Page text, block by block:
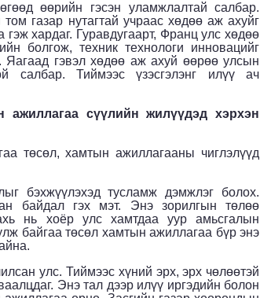
өөрийн гэсэн уламжлалтай салбар.
газар нутагтай учраас хөдөө аж ахуйг
хардаг. Гуравдугаарт, Франц улс хөдөө
болгож, техник технологи инновацийг
Яагаад гэвэл хөдөө аж ахуй өөрөө улсын
салбар. Тиймээс үзэсгэлэнг илүү ач
сүүлийн жилүүдэд хэрхэн
төсөл, хамтын ажиллагааны чиглэлүүд
бэхжүүлэхэд тусламж дэмжлэг болох.
байдал гэх мэт. Энэ зорилгын төлөө
нь хоёр улс хамтдаа уур амьсгалын
байгаа төсөл хамтын ажиллагаа бүр энэ
улс. Тиймээс хүний эрх, эрх чөлөөтэй
Энэ тал дээр илүү иргэдийн болон